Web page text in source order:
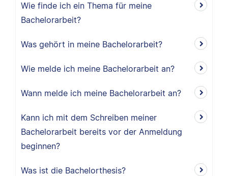
Wie finde ich ein Thema für meine
Bachelorarbeit?
Was gehört in meine Bachelorarbeit?
Wie melde ich meine Bachelorarbeit an?
Wann melde ich meine Bachelorarbeit an?
Kann ich mit dem Schreiben meiner
Bachelorarbeit bereits vor der Anmeldung
beginnen?
Was ist die Bachelorthesis?